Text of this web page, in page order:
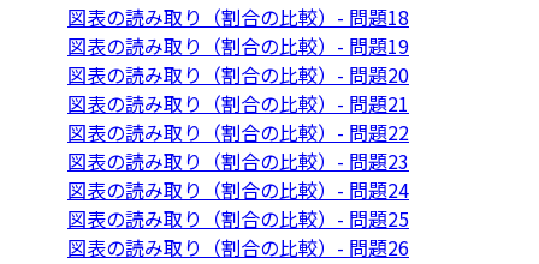
図表の読み取り（割合の比較）- 問題18
図表の読み取り（割合の比較）- 問題19
図表の読み取り（割合の比較）- 問題20
図表の読み取り（割合の比較）- 問題21
図表の読み取り（割合の比較）- 問題22
図表の読み取り（割合の比較）- 問題23
図表の読み取り（割合の比較）- 問題24
図表の読み取り（割合の比較）- 問題25
図表の読み取り（割合の比較）- 問題26